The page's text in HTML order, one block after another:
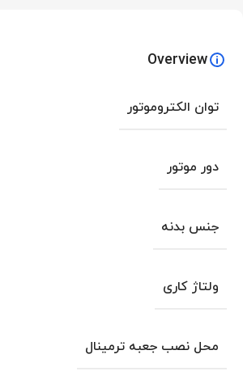
Overview
توان الکتروموتور
دور موتور
جنس بدنه
ولتاژ کاری
محل نصب جعبه ترمینال